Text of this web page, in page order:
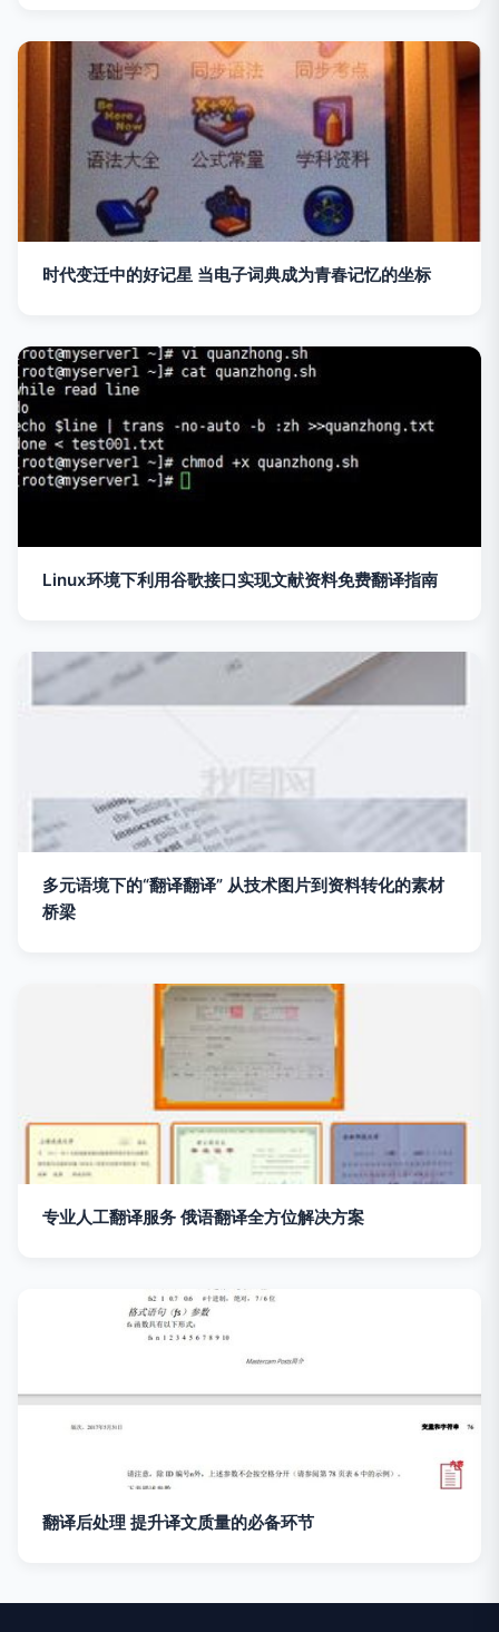
时代变迁中的好记星 当电子词典成为青春记忆的坐标
Linux环境下利用谷歌接口实现文献资料免费翻译指南
多元语境下的“翻译翻译” 从技术图片到资料转化的素材
桥梁
专业人工翻译服务 俄语翻译全方位解决方案
翻译后处理 提升译文质量的必备环节